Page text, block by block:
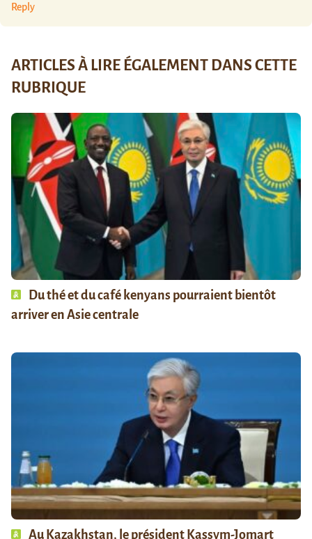
Reply
ARTICLES À LIRE ÉGALEMENT DANS CETTE
RUBRIQUE
Du thé et du café kenyans pourraient bientôt
arriver en Asie centrale
Au Kazakhstan, le président Kassym-Jomart